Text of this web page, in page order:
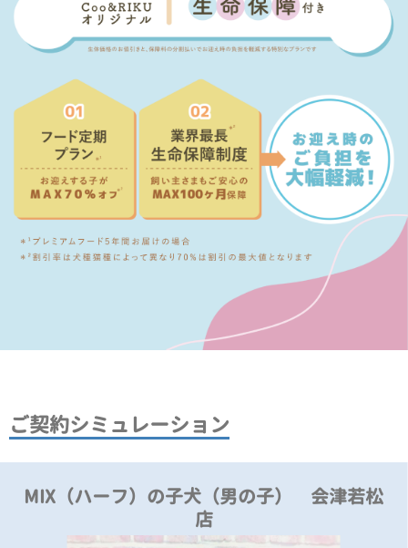
ご契約シミュレーション
MIX（ハーフ）の子犬（男の子） 会津若松
店